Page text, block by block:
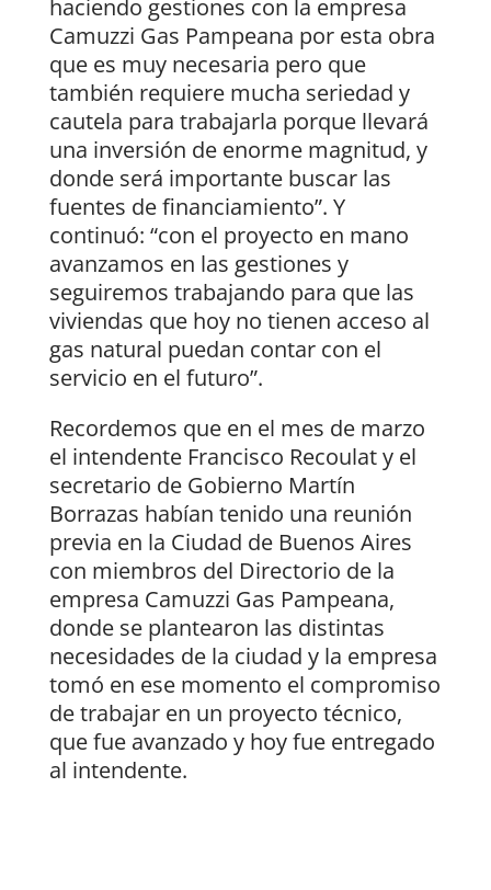
haciendo gestiones con la empresa
Camuzzi Gas Pampeana por esta obra
que es muy necesaria pero que
también requiere mucha seriedad y
cautela para trabajarla porque llevará
una inversión de enorme magnitud, y
donde será importante buscar las
fuentes de financiamiento”. Y
continuó: “con el proyecto en mano
avanzamos en las gestiones y
seguiremos trabajando para que las
viviendas que hoy no tienen acceso al
gas natural puedan contar con el
servicio en el futuro”.
Recordemos que en el mes de marzo
el intendente Francisco Recoulat y el
secretario de Gobierno Martín
Borrazas habían tenido una reunión
previa en la Ciudad de Buenos Aires
con miembros del Directorio de la
empresa Camuzzi Gas Pampeana,
donde se plantearon las distintas
necesidades de la ciudad y la empresa
tomó en ese momento el compromiso
de trabajar en un proyecto técnico,
que fue avanzado y hoy fue entregado
al intendente.